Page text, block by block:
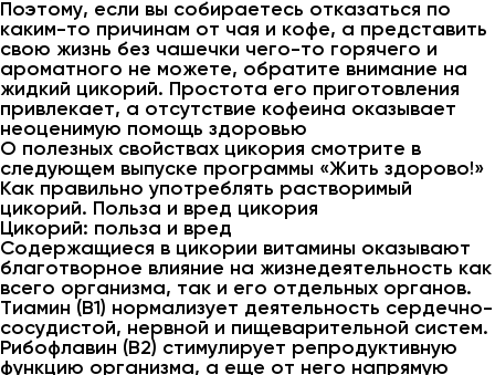
Поэтому, если вы собираетесь отказаться по
каким-то причинам от чая и кофе, а представить
свою жизнь без чашечки чего-то горячего и
ароматного не можете, обратите внимание на
жидкий цикорий. Простота его приготовления
привлекает, а отсутствие кофеина оказывает
неоценимую помощь здоровью
О полезных свойствах цикория смотрите в
следующем выпуске программы «Жить здорово!»
Как правильно употреблять растворимый
цикорий. Польза и вред цикория
Цикорий: польза и вред
Содержащиеся в цикории витамины оказывают
благотворное влияние на жизнедеятельность как
всего организма, так и его отдельных органов.
Тиамин (В1) нормализует деятельность сердечно-
сосудистой, нервной и пищеварительной систем.
Рибофлавин (В2) стимулирует репродуктивную
функцию организма, а еще от него напрямую